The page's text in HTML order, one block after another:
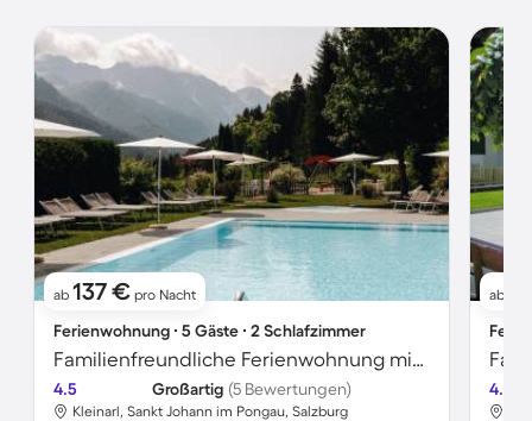
ab 137 € pro Nacht
Ferienwohnung ∙ 5 Gäste ∙ 2 Schlafzimmer
Familienfreundliche Ferienwohnung mit Pool und Sauna
4.5 Großartig (5 Bewertungen)
Kleinarl, Sankt Johann im Pongau, Salzburg
ab
4.5